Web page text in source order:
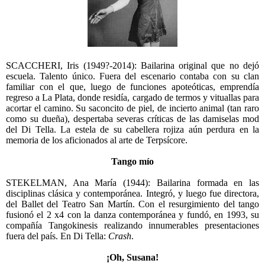
SCACCHERI, Iris (1949?-2014): Bailarina original que no dejó
escuela. Talento único. Fuera del escenario contaba con su clan
familiar con el que, luego de funciones apoteóticas, emprendía
regreso a La Plata, donde residía, cargado de termos y vituallas para
acortar el camino. Su saconcito de piel, de incierto animal (tan raro
como su dueña), despertaba severas críticas de las damiselas mod
del Di Tella. La estela de su cabellera rojiza aún perdura en la
memoria de los aficionados al arte de Terpsícore.
Tango mío
STEKELMAN, Ana María (1944): Bailarina formada en las
disciplinas clásica y contemporánea. Integró, y luego fue directora,
del Ballet del Teatro San Martín. Con el resurgimiento del tango
fusionó el 2 x4 con la danza contemporánea y fundó, en 1993, su
compañía Tangokinesis realizando innumerables presentaciones
fuera del país. En Di Tella: Crash.
¡Oh, Susana!